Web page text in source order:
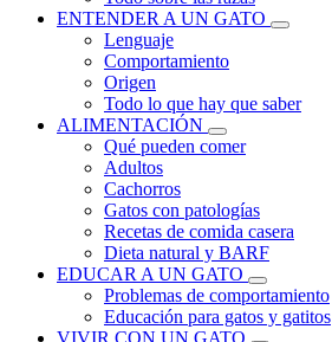
ENTENDER A UN GATO
Lenguaje
Comportamiento
Origen
Todo lo que hay que saber
ALIMENTACIÓN
Qué pueden comer
Adultos
Cachorros
Gatos con patologías
Recetas de comida casera
Dieta natural y BARF
EDUCAR A UN GATO
Problemas de comportamiento
Educación para gatos y gatitos
VIVIR CON UN GATO